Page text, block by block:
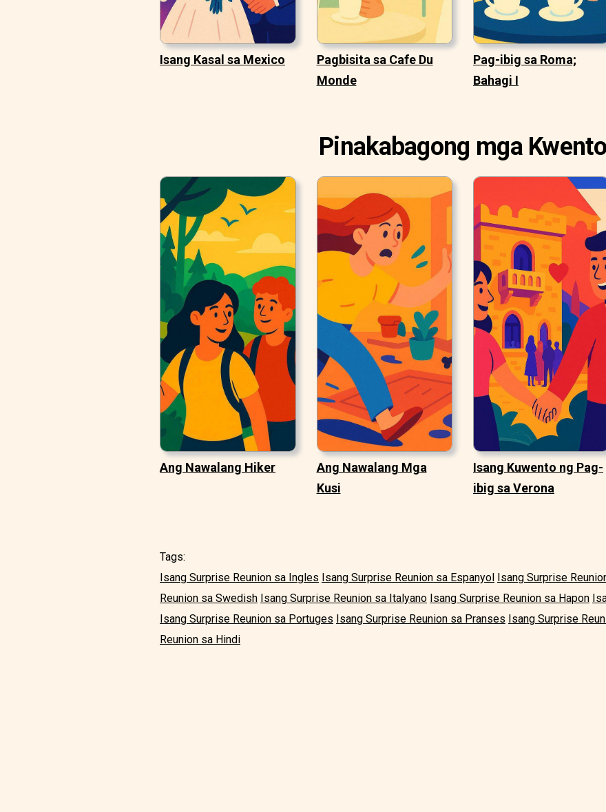
Isang Kasal sa Mexico
Pagbisita sa Cafe Du
Monde
Pag-ibig sa Roma;
Bahagi I
Pinakabagong mga Kwento
Ang Nawalang Hiker
Ang Nawalang Mga
Kusi
Isang Kuwento ng Pag-
ibig sa Verona
Tags:
Isang Surprise Reunion sa Ingles Isang Surprise Reunion sa Espanyol Isang Surprise
Reunion sa Swedish Isang Surprise Reunion sa Italyano Isang Surprise Reunion sa Hapon
Isang Surprise Reunion sa Portuges Isang Surprise Reunion sa Pranses Isang Surprise
Reunion sa Hindi